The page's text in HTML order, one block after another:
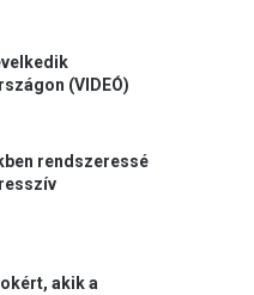
(VIDEÓ)
rendszeressé
akik a